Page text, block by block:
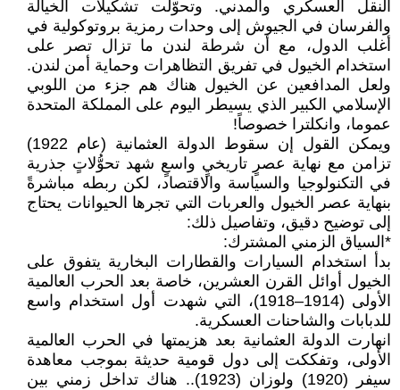
النقل العسكري والمدني. وتحوّلت تشكيلات الخيالة
والفرسان في الجيوش إلى وحدات رمزية بروتوكولية في
أغلب الدول، مع أن شرطة لندن ما تزال تصر على
استخدام الخيول في تفريق التظاهرات وحماية أمن لندن.
ولعل المدافعين عن الخيول هناك هم جزء من اللوبي
الإسلامي الكبير الذي يسيطر اليوم على المملكة المتحدة
عموما، وانكلترا خصوصاً!
ويمكن القول إن سقوط الدولة العثمانية (عام 1922)
تزامن مع نهاية عصرٍ تاريخيٍ واسعٍ شهد تحوُّلاتٍ جذرية
في التكنولوجيا والسياسة والاقتصاد، لكن ربطه مباشرةً
بنهاية عصر الخيول والعربات التي تجرها الحيوانات يحتاج
إلى توضيح دقيق، وتفاصيل ذلك:
*السياق الزمني المشترك:
بدأ استخدام السيارات والقطارات البخارية يتفوق على
الخيول أوائل القرن العشرين، خاصة بعد الحرب العالمية
الأولى (1914–1918)، التي شهدت أول استخدام واسع
للدبابات والشاحنات العسكرية.
انهارت الدولة العثمانية بعد هزيمتها في الحرب العالمية
الأولى، وتفككت إلى دول قومية حديثة بموجب معاهدة
سيفر (1920) ولوزان (1923).. هناك تداخل زمني بين